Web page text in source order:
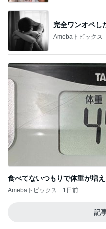
完全ワンオペし
Amebaトピックス
食べてないつもりで体重が増
Amebaトピックス 1日前
記